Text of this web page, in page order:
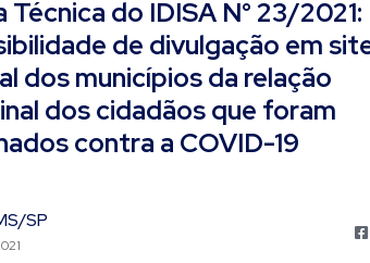
Técnica do IDISA N° 23/2021:
de divulgação em
dos municípios da relação
dos cidadãos que foram
contra a COVID-19
SP